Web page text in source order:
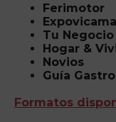
Ferimotor
Tu Negocio
Hogar &
Novios
Guía
Formatos